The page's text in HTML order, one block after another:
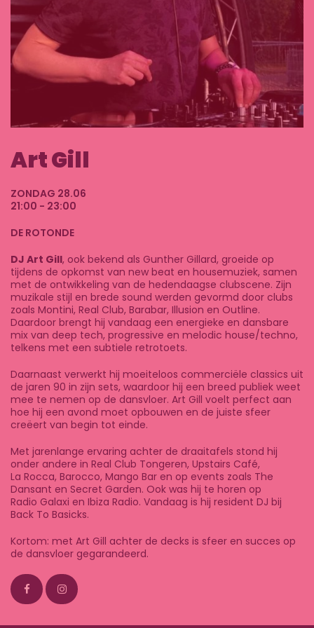
Art Gill
ZONDAG 28.06
21:00 - 23:00
DE ROTONDE
DJ Art Gill, ook bekend als Gunther Gillard, groeide op
tijdens de opkomst van new beat en housemuziek, samen
met de ontwikkeling van de hedendaagse clubscene. Zijn
muzikale stijl en brede sound werden gevormd door clubs
zoals Montini, Real Club, Barabar, Illusion en Outline.
Daardoor brengt hij vandaag een energieke en dansbare
mix van deep tech, progressive en melodic house/techno,
telkens met een subtiele retrotoets.
Daarnaast verwerkt hij moeiteloos commerciële classics uit
de jaren 90 in zijn sets, waardoor hij een breed publiek weet
mee te nemen op de dansvloer. Art Gill voelt perfect aan
hoe hij een avond moet opbouwen en de juiste sfeer
creëert van begin tot einde.
Met jarenlange ervaring achter de draaitafels stond hij
onder andere in Real Club Tongeren, Upstairs Café,
La Rocca, Barocco, Mango Bar en op events zoals The
Dansant en Secret Garden. Ook was hij te horen op
Radio Galaxi en Ibiza Radio. Vandaag is hij resident DJ bij
Back To Basicks.
Kortom: met Art Gill achter de decks is sfeer en succes op
de dansvloer gegarandeerd.